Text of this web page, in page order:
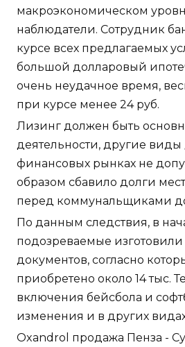
макроэкономическом
наблюдатели. Сотрудник
курсе всех предлагаемых
большой долларовый
очень неудачное время,
при курсе менее 24 руб.
Лизинг должен быть
деятельности, другие виды
финансовых рынках не
образом сбавило долги
перед коммунальщиками
По данным следствия, в
подозреваемые
документов, согласно
приобретено около 14 тыс.
включения бейсбола и
изменения и в других
Oxandrol продажа Пенза -